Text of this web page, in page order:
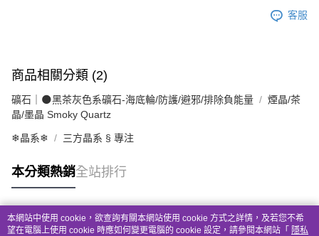
客服
商品相關分類 (2)
礦石｜🌑黑茶灰色系礦石-海底輪/防護/避邪/排除負能量
煙晶/茶
晶/墨晶 Smoky Quartz
❄晶系❄ 三方晶系 § 專注
本分類熱銷全站排行
熱門標籤
本網站中使用 cookie，欲查詢有關本網站使用 cookie 方式之詳情，及若您不希
望在電腦上使用 cookie 時應如何變更電腦的 cookie 設定，請參閱本網站「 隱私